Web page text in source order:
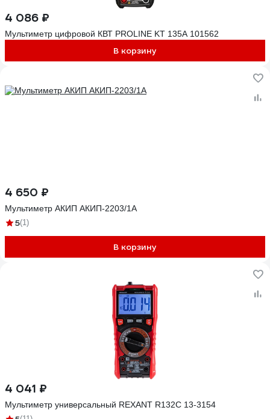
4 086 ₽
Мультиметр цифровой КВТ PROLINE KT 135А 101562
В корзину
4 650 ₽
Мультиметр АКИП АКИП-2203/1А
5(1)
В корзину
4 041 ₽
Мультиметр универсальный REXANT R132С 13-3154